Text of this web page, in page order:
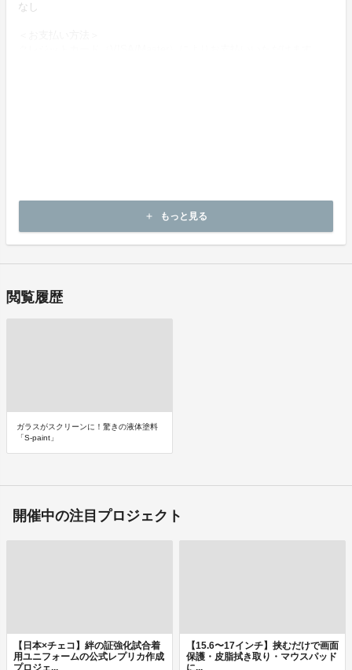
なし
キャンセルはお受け致しかねます。
決済完了後の返金は一切できません。
add もっと見る
閲覧履歴
ガラスがスクリーンに！驚きの液体塗料
「S-paint」
開催中の注目プロジェクト
【日本×チェコ】絆の証強化試合着
用ユニフォームの公式レプリカ作成
プロジェ...
【15.6〜17インチ】挟むだけで画面
保護・皮脂拭き取り・マウスパッド
に...